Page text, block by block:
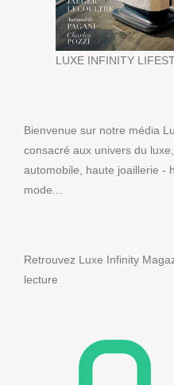
LUXE INFINITY
Bienvenue sur notre média
consacré aux univers du
automobile, haute joaillerie -
mode...
Retrouvez Luxe Infinity
lecture